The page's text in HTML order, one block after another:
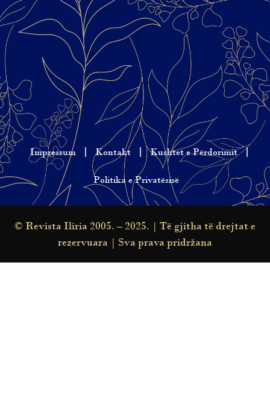
Impressum Kontakt Kushtet e Përdorimit
Politika e Privatësisë
© Revista Iliria 2005. – 2025. | Të gjitha të drejtat e
rezervuara | Sva prava pridržana